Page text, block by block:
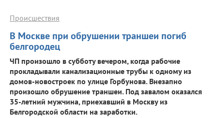
В Москве при обрушении траншеи погиб
белгородец
Происшествия
ЧП произошло в субботу вечером, когда рабочие
прокладывали канализационные трубы к одному из
домов-новостроек по улице Горбунова. Внезапно
произошло обрушение траншеи. Под завалом оказался
35-летний мужчина, приехавший в Москву из
Белгородской области на заработки.